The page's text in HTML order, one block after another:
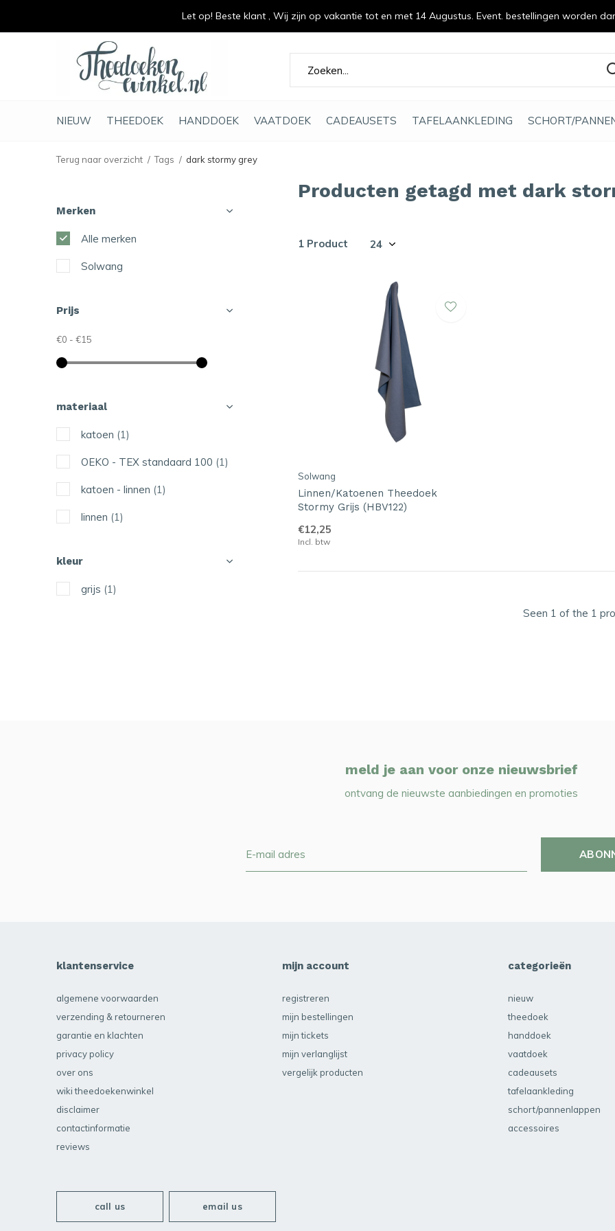
NIEUW THEEDOEK HANDDOEK VAATDOEK CADEAUSETS TAFELAANKLEDING SCHORT/
duurzaam en met liefde gemaakt
Terug naar overzicht Tags dark stormy grey
Producten getagd met dark
1 Product
Solwang
Linnen/Katoenen Theedoek
Stormy Grijs (HBV122)
€12,25
Incl. btw
Seen 1 of the 1
Merken
Alle merken
Solwang
Prijs
€0 - €15
materiaal
katoen (1)
OEKO - TEX standaard 100 (1)
katoen - linnen (1)
linnen (1)
kleur
grijs (1)
meld je aan voor onze nieuwsbrief
ontvang de nieuwste aanbiedingen en promoties
klantenservice
algemene voorwaarden
verzending & retourneren
garantie en klachten
privacy policy
over ons
wiki theedoekenwinkel
disclaimer
contactinformatie
reviews
mijn account
registreren
mijn bestellingen
mijn tickets
mijn verlanglijst
vergelijk producten
categorieën
nieuw
theedoek
handdoek
vaatdoek
cadeausets
tafelaankleding
schort/pannenlappen
accessoires
call us email us
Let op! Beste klant , Wij zijn op vakantie tot en met 14 Augustus. Event. bestellingen worden